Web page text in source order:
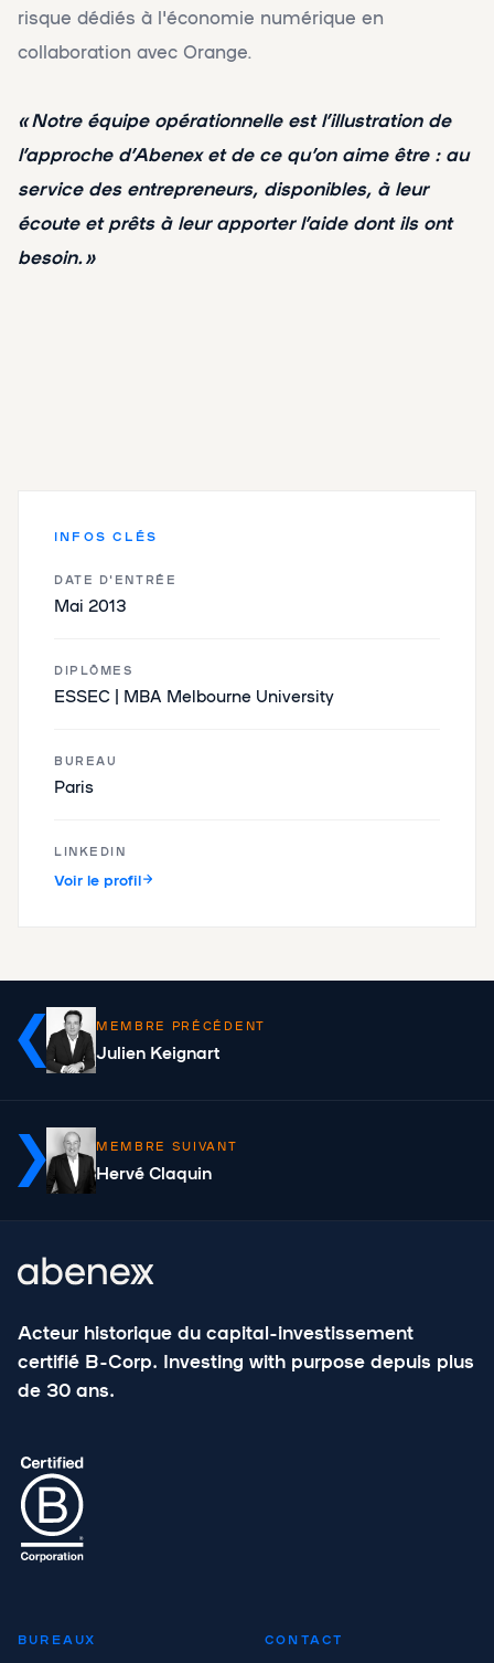
risque dédiés à l'économie numérique en
collaboration avec Orange.
« Notre équipe opérationnelle est l’illustration de
l’approche d’Abenex et de ce qu’on aime être : au
service des entrepreneurs, disponibles, à leur
écoute et prêts à leur apporter l’aide dont ils ont
besoin. »
INFOS CLÉS
DATE D'ENTRÉE
Mai 2013
DIPLÔMES
ESSEC | MBA Melbourne University
BUREAU
Paris
LINKEDIN
Voir le profil
MEMBRE PRÉCÉDENT
Julien Keignart
MEMBRE SUIVANT
Hervé Claquin
Acteur historique du capital-investissement
certifié B-Corp. Investing with purpose depuis plus
de 30 ans.
BUREAUX CONTACT